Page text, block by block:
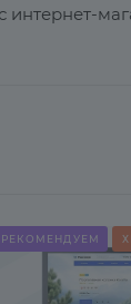
интернет-
РЕКОМЕНДУЕМ